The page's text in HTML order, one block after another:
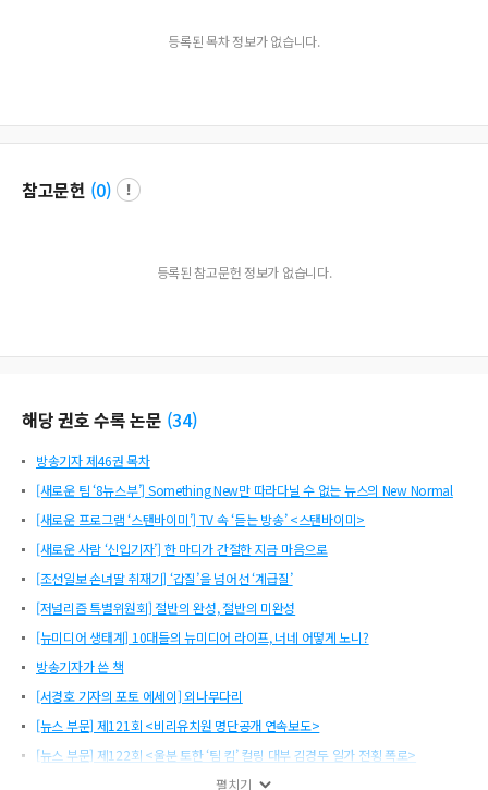
등록된 목차 정보가 없습니다.
참고문헌 (0)
등록된 참고문헌 정보가 없습니다.
해당 권호 수록 논문 (34)
방송기자 제46권 목차
[새로운 팀 ‘8뉴스부’] Something New만 따라다닐 수 없는 뉴스의 New Normal
[새로운 프로그램 ‘스탠바이미’] TV 속 ‘듣는 방송’ <스탠바이미>
[새로운 사람 ‘신입기자’] 한 마디가 간절한 지금 마음으로
[조선일보 손녀딸 취재기] ‘갑질’을 넘어선 ‘계급질’
[저널리즘 특별위원회] 절반의 완성, 절반의 미완성
[뉴미디어 생태계] 10대들의 뉴미디어 라이프, 너네 어떻게 노니?
방송기자가 쓴 책
[서경호 기자의 포토 에세이] 외나무다리
[뉴스 부문] 제121회 <비리유치원 명단공개 연속보도>
[뉴스 부문] 제122회 <울분 토한 ‘팀 킴’ 컬링 대부 김경두 일가 전횡 폭로>
[기획보도 부문] 제121회 <삼성 차명 부동산과 흔들린 조세정의>
펼치기